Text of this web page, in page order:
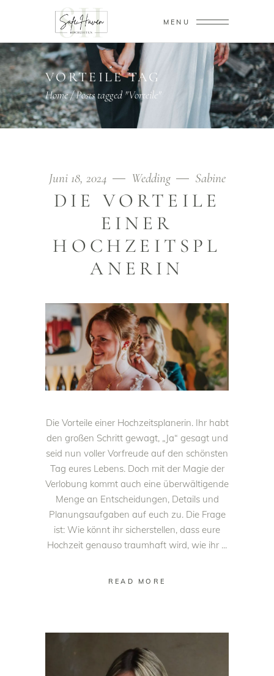
MENU
VORTEILE TAG
Home/Posts tagged "Vorteile"
Juni 18, 2024 Wedding Sabine
DIE VORTEILE
EINER
HOCHZEITSPL
ANERIN
Die Vorteile einer Hochzeitsplanerin. Ihr habt
den großen Schritt gewagt, „Ja“ gesagt und
seid nun voller Vorfreude auf den schönsten
Tag eures Lebens. Doch mit der Magie der
Verlobung kommt auch eine überwältigende
Menge an Entscheidungen, Details und
Planungsaufgaben auf euch zu. Die Frage
ist: Wie könnt ihr sicherstellen, dass eure
Hochzeit genauso traumhaft wird, wie ihr
READ MORE